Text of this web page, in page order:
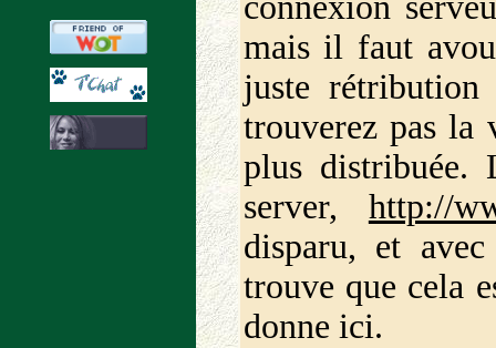
mais il faut
juste
trouverez pas la
plus distribuée.
server, http://
disparu, et
trouve que cela
donne ici.